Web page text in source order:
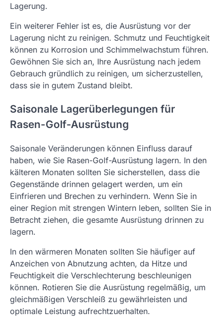
Lagerung.
Ein weiterer Fehler ist es, die Ausrüstung vor der
Lagerung nicht zu reinigen. Schmutz und Feuchtigkeit
können zu Korrosion und Schimmelwachstum führen.
Gewöhnen Sie sich an, Ihre Ausrüstung nach jedem
Gebrauch gründlich zu reinigen, um sicherzustellen,
dass sie in gutem Zustand bleibt.
Saisonale Lagerüberlegungen für
Rasen-Golf-Ausrüstung
Saisonale Veränderungen können Einfluss darauf
haben, wie Sie Rasen-Golf-Ausrüstung lagern. In den
kälteren Monaten sollten Sie sicherstellen, dass die
Gegenstände drinnen gelagert werden, um ein
Einfrieren und Brechen zu verhindern. Wenn Sie in
einer Region mit strengen Wintern leben, sollten Sie in
Betracht ziehen, die gesamte Ausrüstung drinnen zu
lagern.
In den wärmeren Monaten sollten Sie häufiger auf
Anzeichen von Abnutzung achten, da Hitze und
Feuchtigkeit die Verschlechterung beschleunigen
können. Rotieren Sie die Ausrüstung regelmäßig, um
gleichmäßigen Verschleiß zu gewährleisten und
optimale Leistung aufrechtzuerhalten.